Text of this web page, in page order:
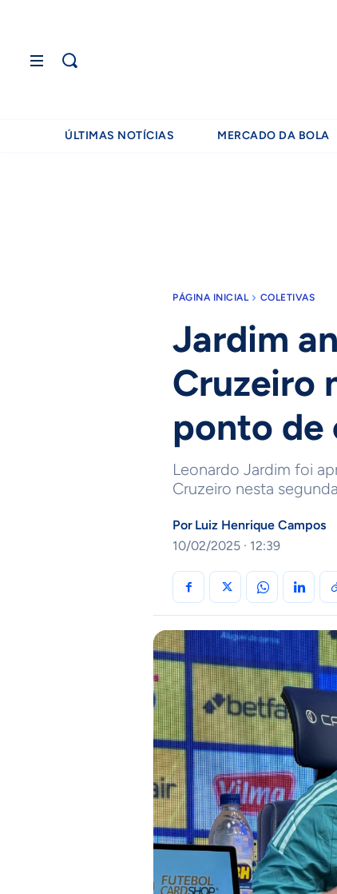
ÚLTIMAS NOTÍCIAS MERCADO DA BOLA
PÁGINA INICIAL COLETIVAS
Jardim
Cruzeiro
ponto de
Leonardo Jardim foi
Cruzeiro nesta
Por Luiz Henrique Campos
10/02/2025 · 12:39